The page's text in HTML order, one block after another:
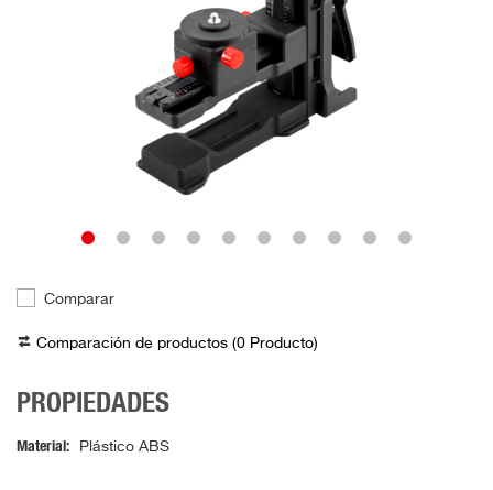
Comparar
Comparación de productos (0 Producto)
PROPIEDADES
Material Plástico ABS